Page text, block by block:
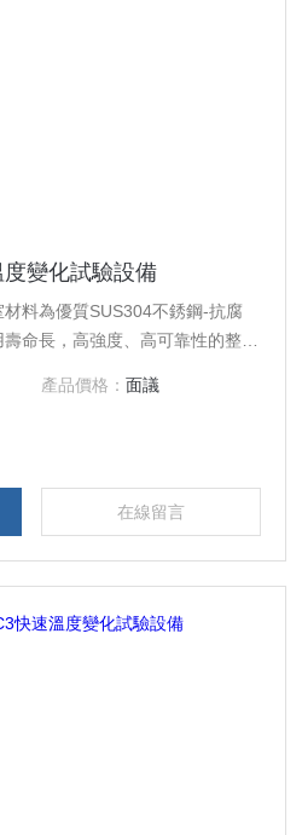
變化試驗設備
料為優質SUS304不銹鋼-抗腐
命長，高強度、高可靠性的整機
，表面噴塑處理-保證設備的持
度耐溫硅橡膠密封條–確保了設
產品價格： 面議
在線留言